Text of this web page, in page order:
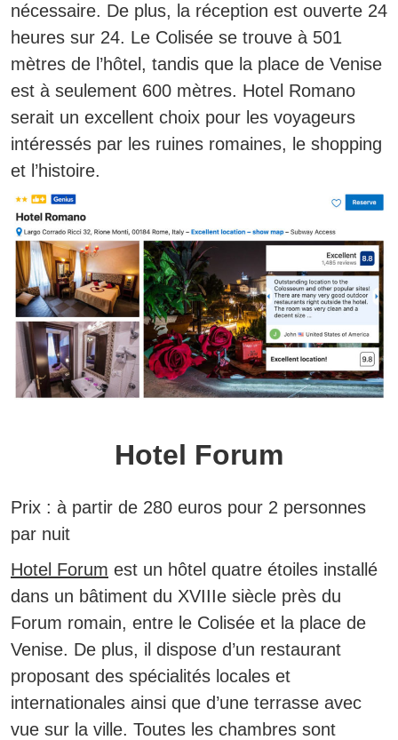
nécessaire. De plus, la réception est ouverte 24
heures sur 24. Le Colisée se trouve à 501
mètres de l’hôtel, tandis que la place de Venise
est à seulement 600 mètres. Hotel Romano
serait un excellent choix pour les voyageurs
intéressés par les ruines romaines, le shopping
et l’histoire.
Hotel Forum
Prix : à partir de 280 euros pour 2 personnes
par nuit
Hotel Forum est un hôtel quatre étoiles installé
dans un bâtiment du XVIIIe siècle près du
Forum romain, entre le Colisée et la place de
Venise. De plus, il dispose d’un restaurant
proposant des spécialités locales et
internationales ainsi que d’une terrasse avec
vue sur la ville. Toutes les chambres sont